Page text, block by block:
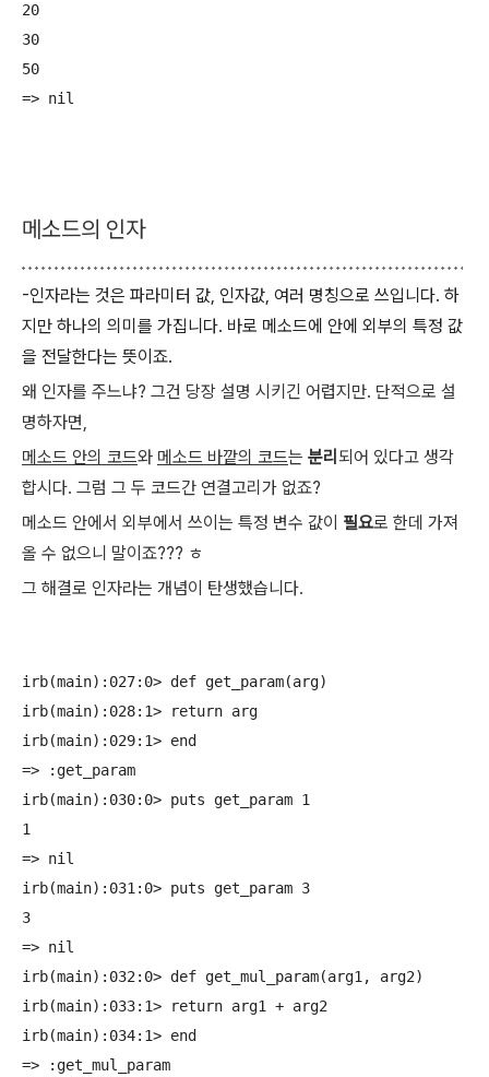
20
30
50
메소드의 인자
-인자라는 것은 파라미터 값, 인자값, 여러 명칭으로 쓰입니다. 하
지만 하나의 의미를 가집니다. 바로 메소드에 안에 외부의 특정 값
을 전달한다는 뜻이죠.
왜 인자를 주느냐? 그건 당장 설명 시키긴 어렵지만. 단적으로 설
명하자면,
메소드 안의 코드와 메소드 바깥의 코드는 분리 되어 있다고 생각
합시다. 그럼 그 두 코드간 연결고리가 없죠?
메소드 안에서 외부에서 쓰이는 특정 변수 값이 필요로 한데 가져
올 수 없으니 말이죠??? ㅎ
그 해결로 인자라는 개념이 탄생했습니다.
irb(main):027:0> def get_param(arg)
irb(main):028:1> return arg
irb(main):029:1> end
=> :get_param
irb(main):030:0> puts get_param 1
1
=> nil
irb(main):031:0> puts get_param 3
3
=> nil
irb(main):032:0> def get_mul_param(arg1, arg2)
irb(main):033:1> return arg1 + arg2
irb(main):034:1> end
=> :get_mul_param